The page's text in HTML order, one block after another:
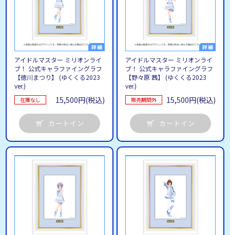
アイドルマスター ミリオンライ
ブ！ 公式キャラファイングラフ
【徳川まつり】 (ゆくくる2023
ver.)
在庫なし 15,500円(税込)
カートイン
アイドルマスター ミリオンライ
ブ！ 公式キャラファイングラフ
【野々原 茜】 (ゆくくる2023
ver.)
販売期間外 15,500円(税込)
カートイン